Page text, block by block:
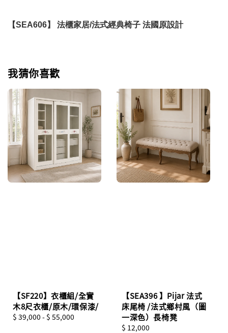
【SEA606】 法櫃家居/法式經典椅子 法國原設計
我猜你喜歡
【SF220】衣櫃組/全實
木8尺衣櫃/原木/環保漆/
Regular
$ 39,000 - $ 55,000
【SEA396 】Pijar 法式
床尾椅 /法式鄉村風（圖
一深色）長椅凳
Regular
$ 12,000